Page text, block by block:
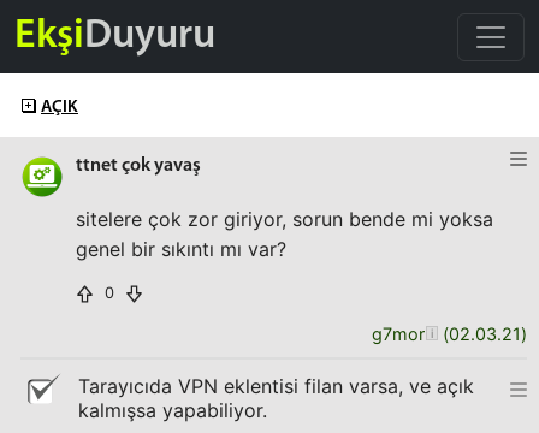
EkşiDuyuru
AÇIK
ttnet çok yavaş
sitelere çok zor giriyor, sorun bende mi yoksa
genel bir sıkıntı mı var?
0
g7mor (02.03.21)
Tarayıcıda VPN eklentisi filan varsa, ve açık
kalmışsa yapabiliyor.